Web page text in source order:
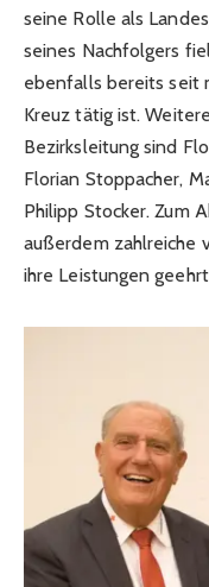
seine Rolle als
seines Nachfolgers
ebenfalls bereits seit
Kreuz tätig ist.
Bezirksleitung sind
Florian Stoppacher,
Philipp Stocker. Zum
außerdem zahlreiche
ihre Leistungen